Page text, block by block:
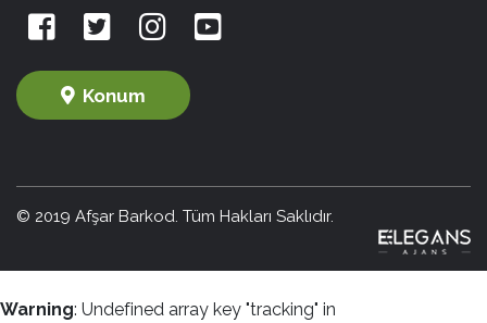
Konum
© 2019 Afşar Barkod. Tüm Hakları Saklıdır.
Warning: Undefined array key "tracking" in